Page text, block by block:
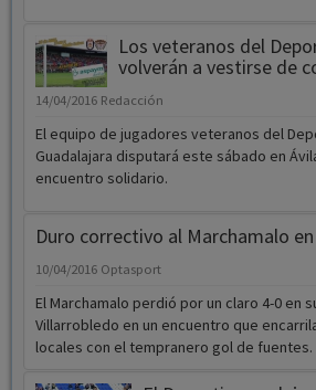
Los veteranos del
volverán a vestirse de
14/04/2016 Redacción
El equipo de jugadores veteranos del
Guadalajara disputará este sábado en
encuentro solidario.
Duro correctivo al Marchamalo
10/04/2016 Optasport
El Marchamalo perdió por un claro 4-0 en
Villarrobledo en un encuentro que
locales con el tempranero gol de